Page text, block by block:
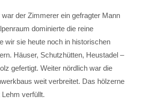
der Zimmerer ein gefragter Mann
dominierte die reine
wir sie heute noch in historischen
Häuser, Schutzhütten, Heustadel –
gefertigt. Weiter nördlich war die
weit verbreitet. Das hölzerne
verfüllt.